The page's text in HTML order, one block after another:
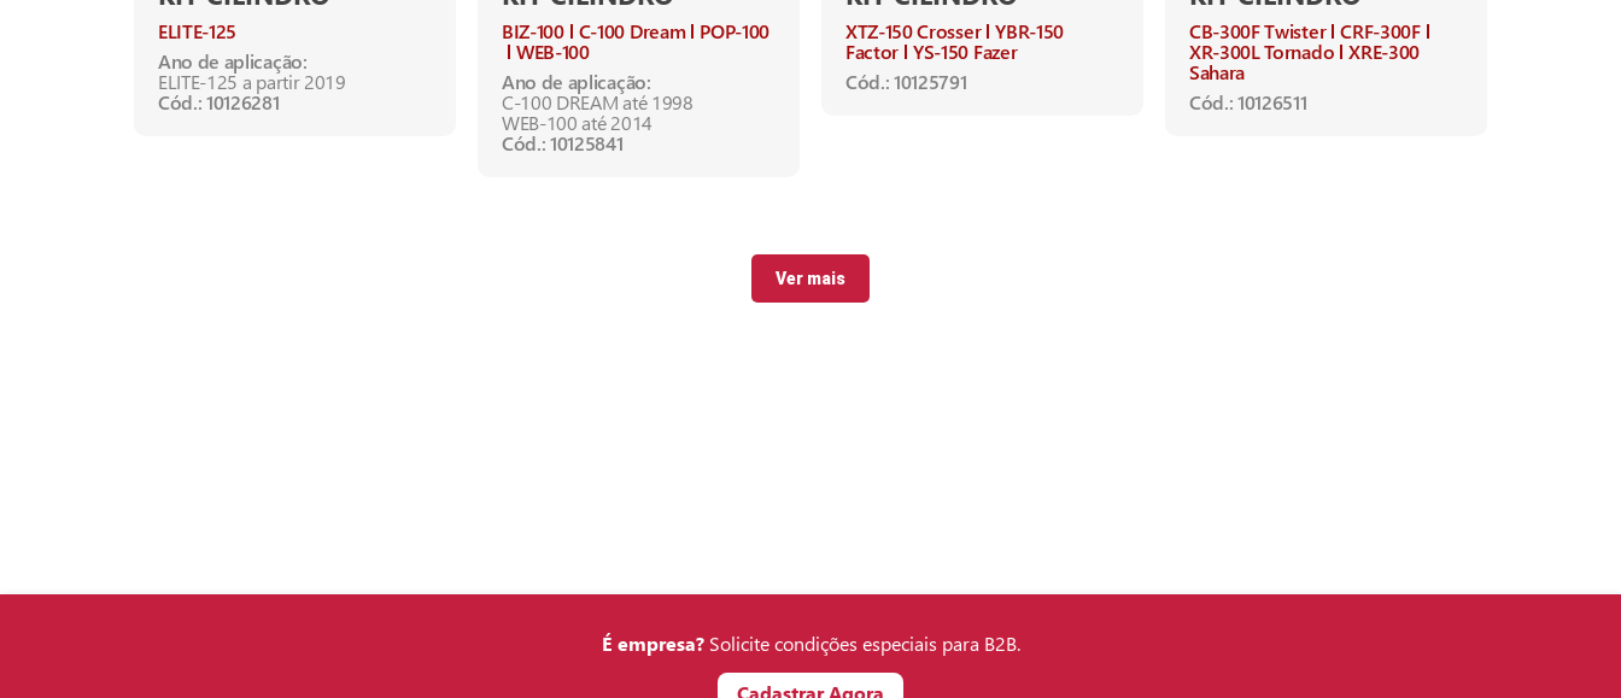
ELITE-125
Ano de aplicação:
ELITE-125 a partir 2019
Cód.: 10126281
BIZ-100 C-100 Dream
POP-100
WEB-100
Ano de aplicação:
C-100 DREAM até 1998
WEB-100 até 2014
Cód.: 10125841
XTZ-150 Crosser YBR-150
Factor YS-150 Fazer
Cód.: 10125791
CB-300F Twister CRF-300F
XR-300L Tornado XRE-300
Sahara
Cód.: 10126511
Ver mais
É empresa?Solicite condições especiais para B2B.
Cadastrar Agora